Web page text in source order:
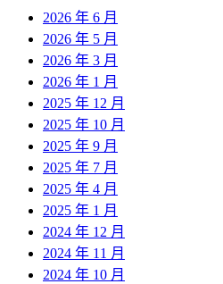
2026 年 6 月
2026 年 5 月
2026 年 3 月
2026 年 1 月
2025 年 12 月
2025 年 10 月
2025 年 9 月
2025 年 7 月
2025 年 4 月
2025 年 1 月
2024 年 12 月
2024 年 11 月
2024 年 10 月